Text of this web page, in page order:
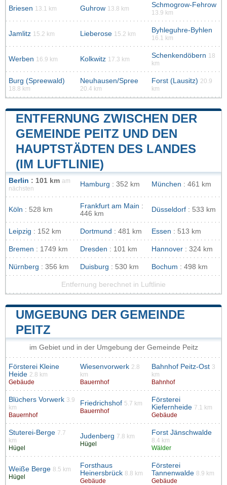
Briesen 13.1 km Guhrow 13.8 km Schmogrow-Fehrow
13.9 km
Jamlitz 15.2 km Lieberose 15.2 km Byhleguhre-Byhlen
16.1 km
Werben 16.9 km Kolkwitz 17.3 km Schenkendöbern 18
km
Burg (Spreewald)
18.8 km
Neuhausen/Spree
20.4 km
Forst (Lausitz) 20.9
km
ENTFERNUNG ZWISCHEN DER
GEMEINDE PEITZ UND DEN
HAUPTSTÄDTEN DES LANDES
(IM LUFTLINIE)
Berlin : 101 km am
nächsten
Hamburg : 352 km München : 461 km
Köln : 528 km Frankfurt am Main :
446 km
Düsseldorf : 533 km
Leipzig : 152 km Dortmund : 481 km Essen : 513 km
Bremen : 1749 km Dresden : 101 km Hannover : 324 km
Nürnberg : 356 km Duisburg : 530 km Bochum : 498 km
Entfernung berechnet in Luftlinie
UMGEBUNG DER GEMEINDE
PEITZ
im Gebiet und in der Umgebung der Gemeinde Peitz
Försterei Kleine
Heide 2.8 km
Gebäude
Wiesenvorwerk 2.8
km
Bauernhof
Bahnhof Peitz-Ost 3
km
Bahnhof
Blüchers Vorwerk 3.9
km
Bauernhof
Friedrichshof 5.7 km
Bauernhof
Försterei
Kiefernheide 7.1 km
Gebäude
Stuterei-Berge 7.7
km
Hügel
Judenberg 7.8 km
Hügel
Forst Jänschwalde
8.4 km
Wälder
Weiße Berge 8.5 km
Hügel
Forsthaus
Heinersbrück 8.8 km
Gebäude
Försterei
Tannenwalde 8.9 km
Gebäude